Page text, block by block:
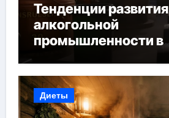
Тенденции развития
алкогольной
промышленности в
Диеты